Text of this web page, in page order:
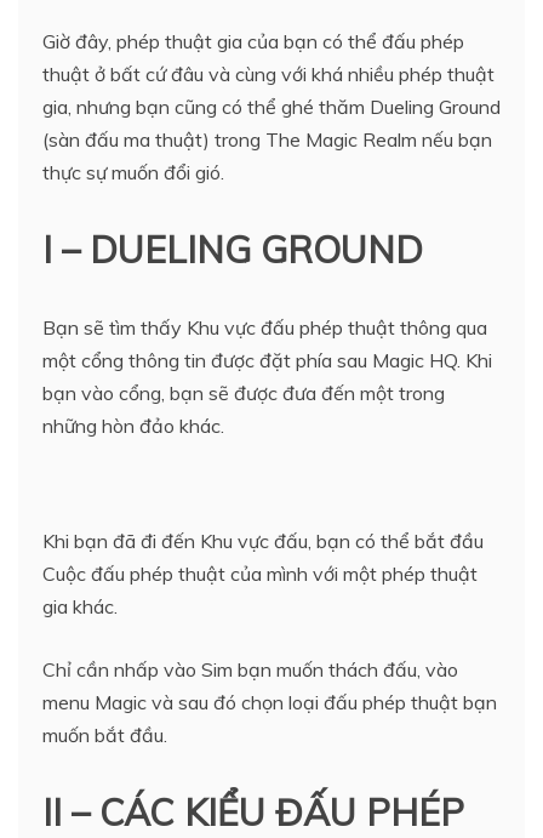
Giờ đây, phép thuật gia của bạn có thể đấu phép
thuật ở bất cứ đâu và cùng với khá nhiều phép thuật
gia, nhưng bạn cũng có thể ghé thăm Dueling Ground
(sàn đấu ma thuật) trong The Magic Realm nếu bạn
thực sự muốn đổi gió.
I – DUELING GROUND
Bạn sẽ tìm thấy Khu vực đấu phép thuật thông qua
một cổng thông tin được đặt phía sau Magic HQ. Khi
bạn vào cổng, bạn sẽ được đưa đến một trong
những hòn đảo khác.
Khi bạn đã đi đến Khu vực đấu, bạn có thể bắt đầu
Cuộc đấu phép thuật của mình với một phép thuật
gia khác.
Chỉ cần nhấp vào Sim bạn muốn thách đấu, vào
menu Magic và sau đó chọn loại đấu phép thuật bạn
muốn bắt đầu.
II – CÁC KIỂU ĐẤU PHÉP